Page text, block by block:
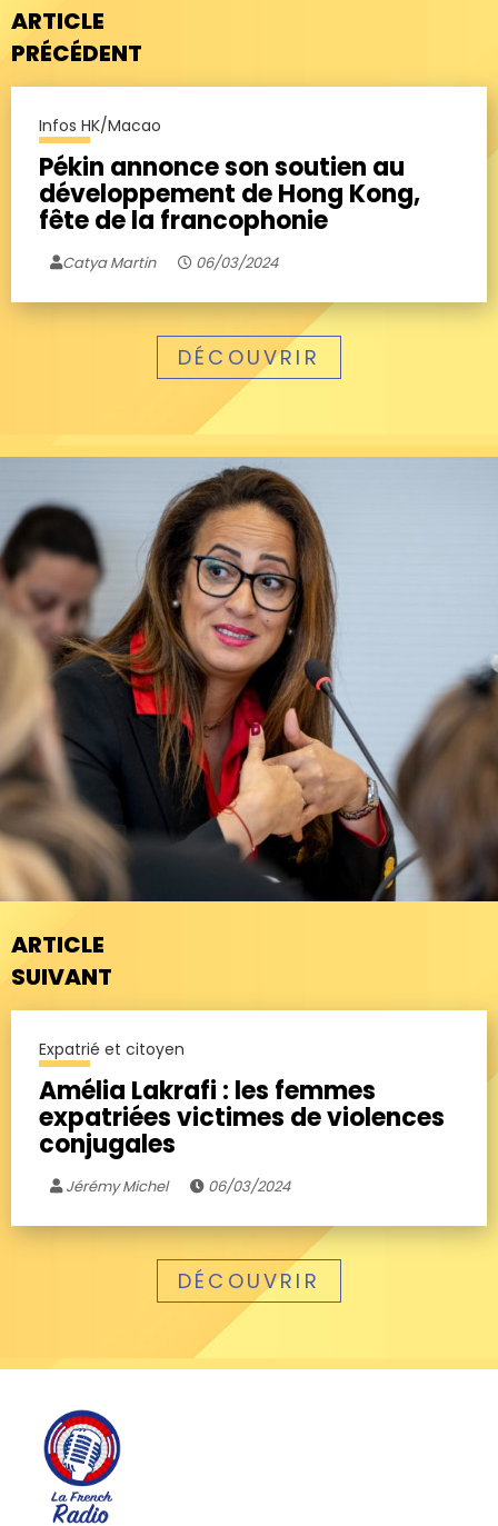
ARTICLE
PRÉCÉDENT
Infos HK/Macao
Pékin annonce son soutien au
développement de Hong Kong,
fête de la francophonie
Catya Martin 06/03/2024
DÉCOUVRIR
ARTICLE
SUIVANT
Expatrié et citoyen
Amélia Lakrafi : les femmes
expatriées victimes de violences
conjugales
Jérémy Michel 06/03/2024
DÉCOUVRIR